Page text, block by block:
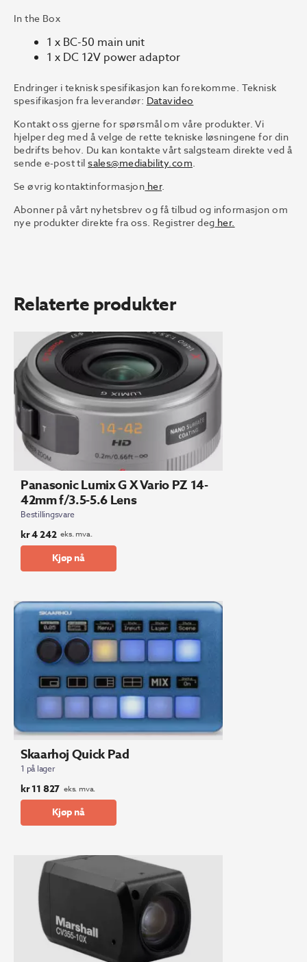
In the Box
1 x BC-50 main unit
1 x DC 12V power adaptor
Endringer i teknisk spesifikasjon kan forekomme. Teknisk
spesifikasjon fra leverandør: Datavideo
Kontakt oss gjerne for spørsmål om våre produkter. Vi
hjelper deg med å velge de rette tekniske løsningene for din
bedrifts behov. Du kan kontakte vårt salgsteam direkte ved å
sende e-post tilsales@mediability.com
Se øvrig kontaktinformasjon her.
Abonner på vårt nyhetsbrev og få tilbud og informasjon om
nye produkter direkte fra oss. Registrer deg her.
Relaterte produkter
Panasonic Lumix G X Vario PZ 14-
42mm f/3.5-5.6 Lens
Bestillingsvare
kr4 242 eks. mva.
Kjøp nå
Skaarhoj Quick Pad
1 på lager
kr11 827 eks. mva.
Kjøp nå